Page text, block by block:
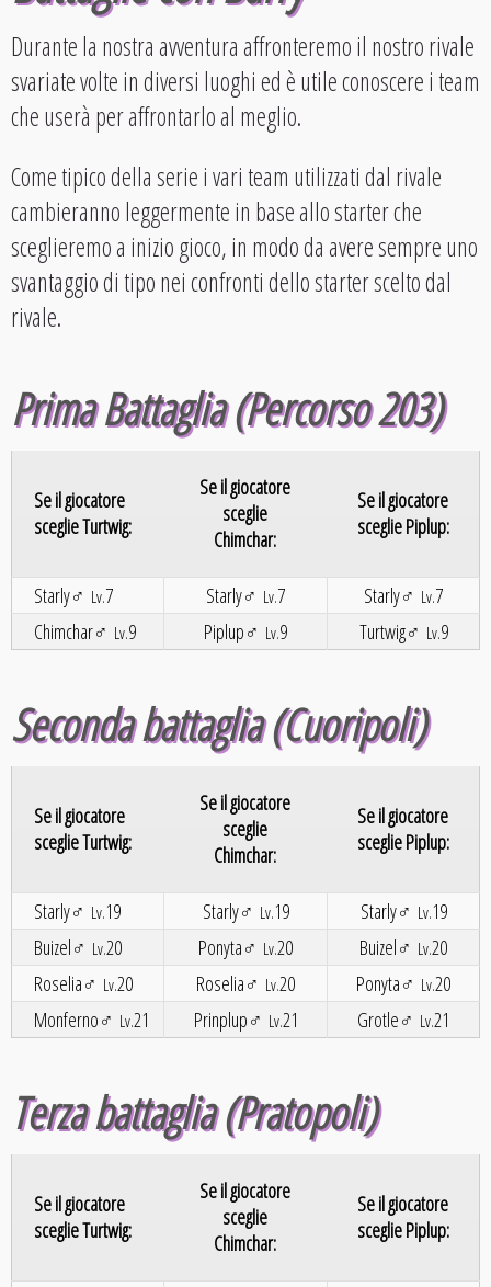
Durante la nostra avventura affronteremo il nostro rivale
svariate volte in diversi luoghi ed è utile conoscere i team
che userà per affrontarlo al meglio.
Come tipico della serie i vari team utilizzati dal rivale
cambieranno leggermente in base allo starter che
sceglieremo a inizio gioco, in modo da avere sempre uno
svantaggio di tipo nei confronti dello starter scelto dal
rivale.
Prima Battaglia (Percorso 203)
Se il giocatore
sceglie Turtwig:
Se il giocatore
sceglie
Chimchar:
Se il giocatore
sceglie Piplup:
Starly♂ Lv.7 Starly♂ Lv.7 Starly♂ Lv.7
Chimchar♂ Lv.9 Piplup♂ Lv.9 Turtwig♂ Lv.9
Seconda battaglia (Cuoripoli)
Se il giocatore
sceglie Turtwig:
Se il giocatore
sceglie
Chimchar:
Se il giocatore
sceglie Piplup:
Starly♂ Lv.19 Starly♂ Lv.19 Starly♂ Lv.19
Buizel♂ Lv.20 Ponyta♂ Lv.20 Buizel♂ Lv.20
Roselia♂ Lv.20 Roselia♂ Lv.20 Ponyta♂ Lv.20
Monferno♂ Lv.21 Prinplup♂ Lv.21 Grotle♂ Lv.21
Terza battaglia (Pratopoli)
Se il giocatore
sceglie Turtwig:
Se il giocatore
sceglie
Chimchar:
Se il giocatore
sceglie Piplup: